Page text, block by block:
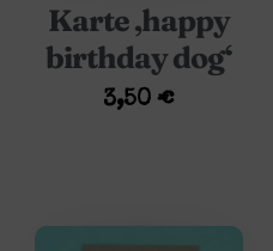
Karte ‚happy
birthday dog‘
3,50€